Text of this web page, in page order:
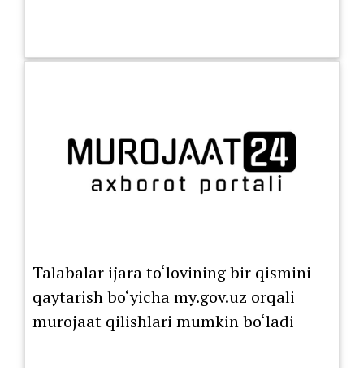
Talabalar ijara to‘lovining bir qismini
qaytarish bo‘yicha my.gov.uz orqali
murojaat qilishlari mumkin bo‘ladi